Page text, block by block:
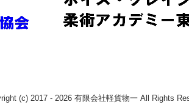
(c) 2017 - 2026 有限会社軽貨物一 All Rights